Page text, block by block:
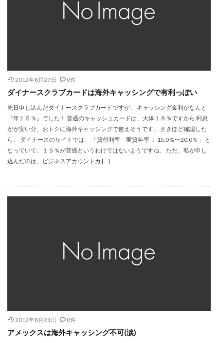
2012年8月27日 0件
ダイナースクラブカードは海外キャッシングで有利っぽい
先日申し込んだダイナースクラブカードですが、 キャッシング金利がなんと
『年１５％』でした！ 普通のキャッシュカードは、大体１８％ですから 利息
がが安い分、おトクに海外キャッシングで使えそうです。 さきほど確認した
ら、 ダイナースのサイトでは、 「貸付利率 実質年率 ： 15.0％〜20.0％」 と
なっていて、１５％が普通というわけではないようですね。 ただ、私が申し
込んだのは、ビジネスアカウントカ […]
2012年8月21日 0件
アメックスは海外キャッシング不可(涙)